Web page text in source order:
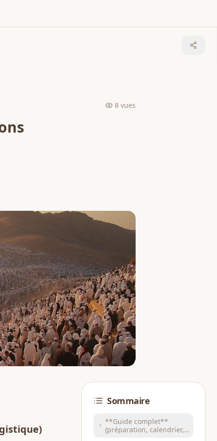
8 vues
Sommaire
**Guide complet**
(préparation, calendrier,